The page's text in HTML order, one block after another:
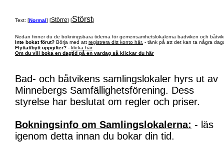
Text: [Normal] [Större] [Störst]
Nedan finner du de bokningsbara tiderna för gemensamhetslokalerna badviken och
Inte bokat förut? Börja med att registrera ditt konto här. - tänk på att det kan ta några
Flyttat/bytt uppgifter? - klicka här
Om du vill boka en dagtid på en vardag så klickar du här
Bad- och båtvikens samlingslokaler hyrs ut av
Minnebergs Samfällighetsförening. Dess
styrelse har beslutat om regler och priser.
Bokningsinfo om Samlingslokalerna: - läs
igenom detta innan du bokar din tid.